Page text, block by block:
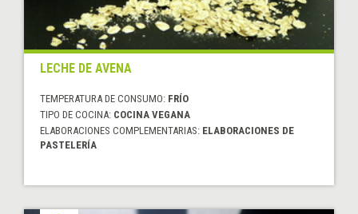
LECHE DE AVENA
TEMPERATURA DE CONSUMO: FRÍO
TIPO DE COCINA: COCINA VEGANA
ELABORACIONES COMPLEMENTARIAS: ELABORACIONES DE
PASTELERÍA